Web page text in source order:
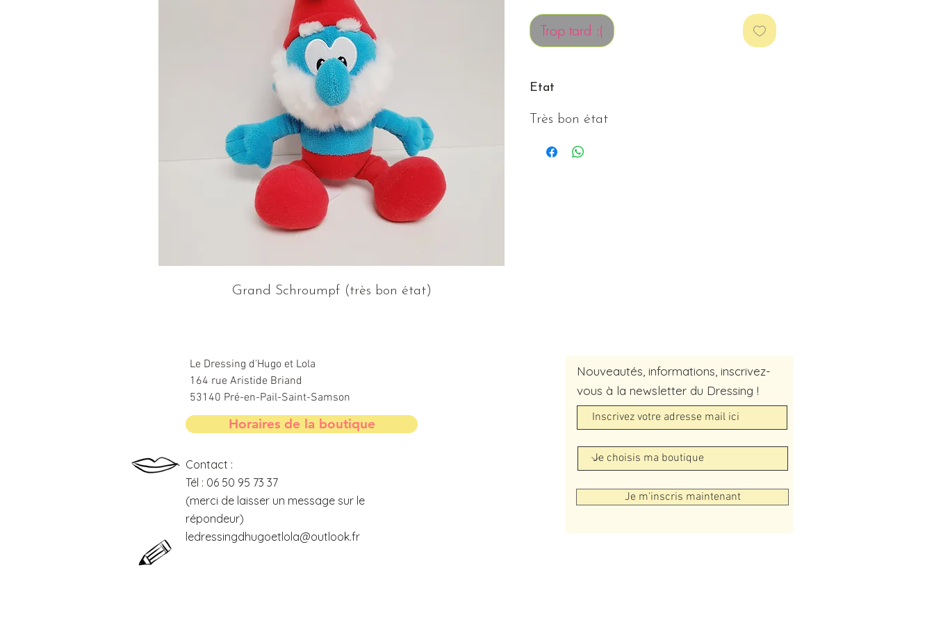
Grand Schroumpf (très bon état)
Trop tard :(
Etat
Très bon état
Le Dressing d'Hugo et Lola
164 rue Aristide Briand
53140 Pré-en-Pail-Saint-Samson
Horaires de la boutique
Contact :
Tél : 06 50 95 73 37
(merci de laisser un message sur le
répondeur)
ledressingdhugoetlola@outlook.fr
Nouveautés, informations, inscrivez-
vous à la newsletter du Dressing !
Je m'inscris maintenant